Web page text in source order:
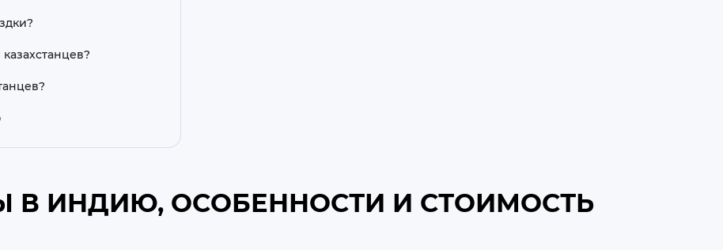
В ИНДИЮ, ОСОБЕННОСТИ И СТОИМОСТЬ